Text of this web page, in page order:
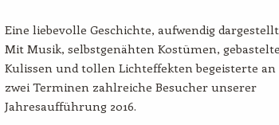
Eine liebevolle Geschichte, aufwendig
Mit Musik, selbstgenähten Kostümen,
Kulissen und tollen Lichteffekten begeisterte an
zwei Terminen zahlreiche Besucher unserer
Jahresaufführung 2016.